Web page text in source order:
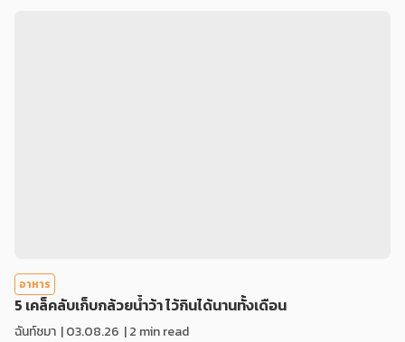
อาหาร
5 เคล็คลับเก็บกล้วยน้ำว้า ไว้กินได้นานทั้งเดือน
ฉันท์ชมา |03.08.26 | 2 min read